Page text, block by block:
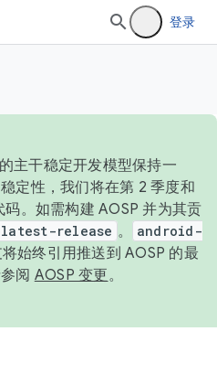
登录
主干稳定开发模型保持一
定性，我们将在第 2 季度和
。如需构建 AOSP 并为其贡
release 。
android-
始终引用推送到 AOSP 的最
阅 AOSP 变更。